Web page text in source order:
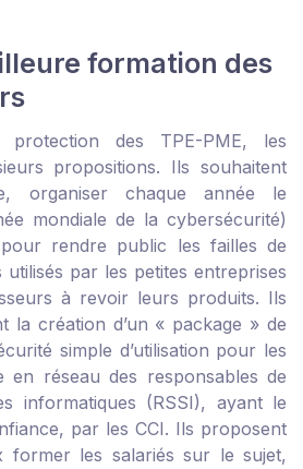
formation des
des TPE-PME, les
propositions. Ils souhaitent
organiser chaque année le
mondiale de la cybersécurité)
rendre public les failles de
utilisés par les petites entreprises
à revoir leurs produits. Ils
la création d’un « package » de
simple d’utilisation pour les
en réseau des responsables de
informatiques (RSSI), ayant le
par les CCI. Ils proposent
former les salariés sur le sujet,